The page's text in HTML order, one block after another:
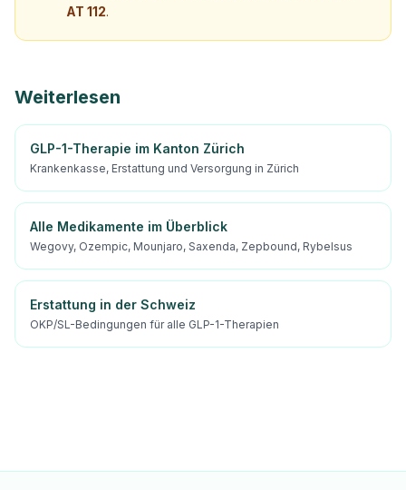
AT 112.
Weiterlesen
GLP-1-Therapie im Kanton Zürich
Krankenkasse, Erstattung und Versorgung in Zürich
Alle Medikamente im Überblick
Wegovy, Ozempic, Mounjaro, Saxenda, Zepbound, Rybelsus
Erstattung in der Schweiz
OKP/SL-Bedingungen für alle GLP-1-Therapien